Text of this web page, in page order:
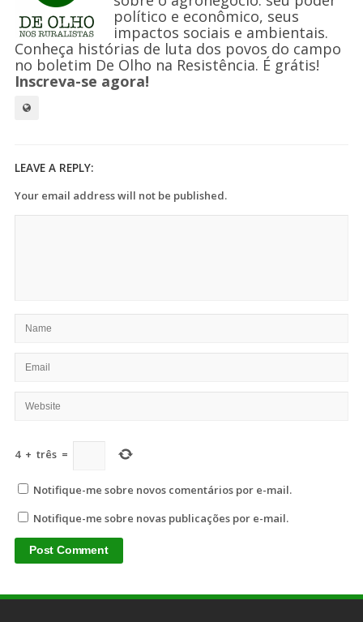
político e econômico, seus
impactos sociais e ambientais.
Conheça histórias de luta dos povos do campo
no boletim De Olho na Resistência. É grátis!
Inscreva-se agora!
LEAVE A REPLY:
Your email address will not be published.
4 + três =
Notifique-me sobre novos comentários por e-mail.
Notifique-me sobre novas publicações por e-mail.